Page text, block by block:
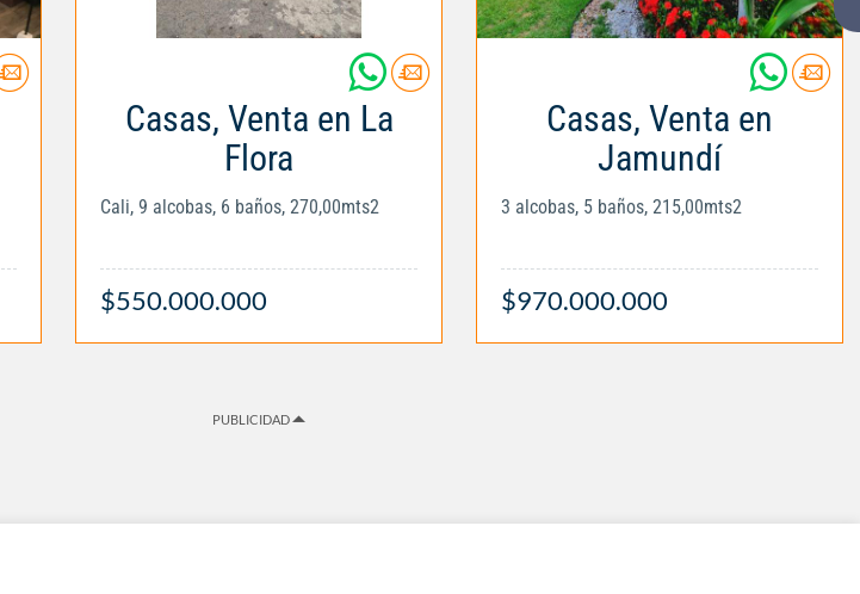
Casas, Venta en La
Flora
Cali, 9 alcobas, 6 baños, 270,00mts2
$550.000.000
Casas, Venta en
Jamundí
3 alcobas, 5 baños, 215,00mts2
$970.000.000
PUBLICIDAD